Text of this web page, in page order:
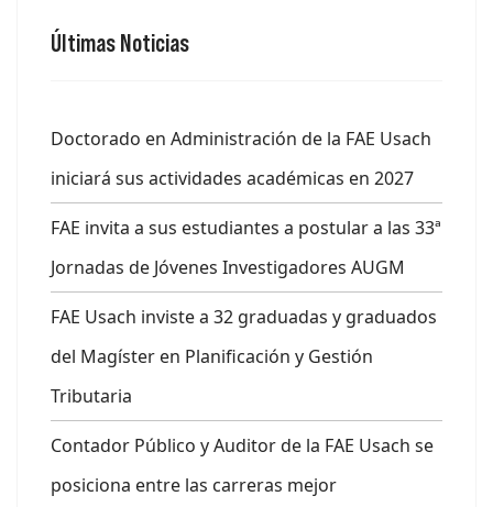
Últimas Noticias
Doctorado en Administración de la FAE Usach
iniciará sus actividades académicas en 2027
FAE invita a sus estudiantes a postular a las 33ª
Jornadas de Jóvenes Investigadores AUGM
FAE Usach inviste a 32 graduadas y graduados
del Magíster en Planificación y Gestión
Tributaria
Contador Público y Auditor de la FAE Usach se
posiciona entre las carreras mejor